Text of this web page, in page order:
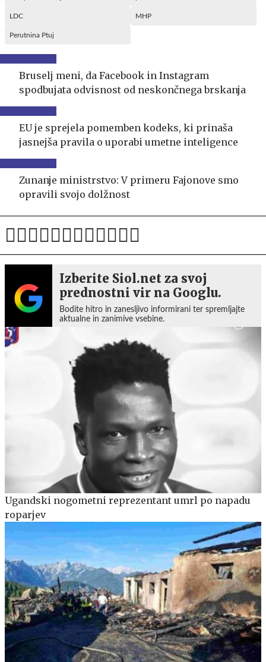
LDC MHP
Perutnina Ptuj
Bruselj meni, da Facebook in Instagram
spodbujata odvisnost od neskončnega brskanja
EU je sprejela pomemben kodeks, ki prinaša
jasnejša pravila o uporabi umetne inteligence
Zunanje ministrstvo: V primeru Fajonove smo
opravili svojo dolžnost
Izberite Siol.net za svoj
prednostni vir na Googlu.
Bodite hitro in zanesljivo informirani ter spremljajte
aktualne in zanimive vsebine.
Ugandski nogometni reprezentant umrl po napadu
roparjev